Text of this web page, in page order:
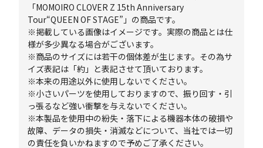
「MOMOIRO CLOVER Z 15th Anniversary
Tour“QUEEN OF STAGE”」の商品です。
※掲載している画像はイメージです。実際の商品とは仕
様が多少異なる場合がございます。
※商品のサイズには若干の個体差が生じます。その為サ
イズ表記は「約」と表記させて頂いております。
※本来の用途以外に使用しないでください。
※小さいパーツを使用しておりますので、振り回す・引
っ張るなど強い衝撃を与えないでください。
※本製品を使用中の紛失・落下による機器本体の破損や
故障、データの損失・消滅などについて、当社では一切
の責任を負いかねますので予めご了承ください。